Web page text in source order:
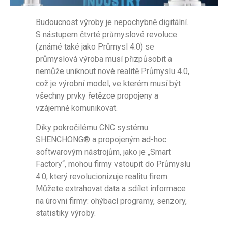
Budoucnost výroby je nepochybně digitální.
S nástupem čtvrté průmyslové revoluce
(známé také jako Průmysl 4.0) se
průmyslová výroba musí přizpůsobit a
nemůže uniknout nové realitě Průmyslu 4.0,
což je výrobní model, ve kterém musí být
všechny prvky řetězce propojeny a
vzájemně komunikovat.
Díky pokročilému CNC systému
SHENCHONG® a propojeným ad-hoc
softwarovým nástrojům, jako je „Smart
Factory“, mohou firmy vstoupit do Průmyslu
4.0, který revolucionizuje realitu firem.
Můžete extrahovat data a sdílet informace
na úrovni firmy: ohýbací programy, senzory,
statistiky výroby.